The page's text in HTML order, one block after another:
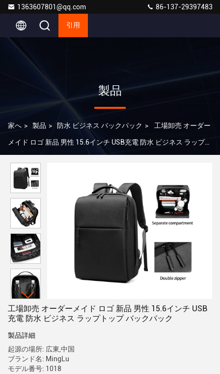
1363607801@qq.com 86-137-29397483
引用
製品
家へ > 製品 > 防水 ビジネス バックパック > 工場卸売 オーダー
メイド ロゴ 新品 男性 15.6インチ USB充電 防水 ビジネス ラップト
工場卸売 オーダーメイド ロゴ 新品 男性 15.6インチ USB
充電 防水 ビジネス ラップトップ バックパック
製品詳細
起源の場所: 広東,中国
ブランド名: MingLu
モデル番号: 1018